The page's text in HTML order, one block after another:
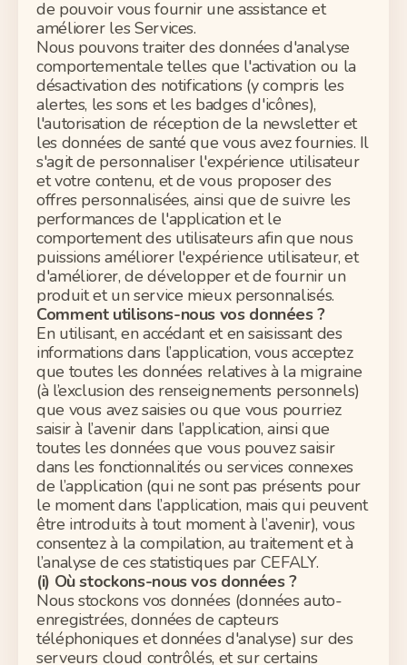
de pouvoir vous fournir une assistance et
améliorer les Services.
Nous pouvons traiter des données d'analyse
comportementale telles que l'activation ou la
désactivation des notifications (y compris les
alertes, les sons et les badges d'icônes),
l'autorisation de réception de la newsletter et
les données de santé que vous avez fournies. Il
s'agit de personnaliser l'expérience utilisateur
et votre contenu, et de vous proposer des
offres personnalisées, ainsi que de suivre les
performances de l'application et le
comportement des utilisateurs afin que nous
puissions améliorer l'expérience utilisateur, et
d'améliorer, de développer et de fournir un
produit et un service mieux personnalisés.
Comment utilisons-nous vos données ?
En utilisant, en accédant et en saisissant des
informations dans l’application, vous acceptez
que toutes les données relatives à la migraine
(à l’exclusion des renseignements personnels)
que vous avez saisies ou que vous pourriez
saisir à l’avenir dans l’application, ainsi que
toutes les données que vous pouvez saisir
dans les fonctionnalités ou services connexes
de l’application (qui ne sont pas présents pour
le moment dans l’application, mais qui peuvent
être introduits à tout moment à l’avenir), vous
consentez à la compilation, au traitement et à
l’analyse de ces statistiques par CEFALY.
(i) Où stockons-nous vos données ?
Nous stockons vos données (données auto-
enregistrées, donnéesde capteurs
téléphoniques et données d'analyse) sur des
serveurs cloud contrôlés, et sur certains